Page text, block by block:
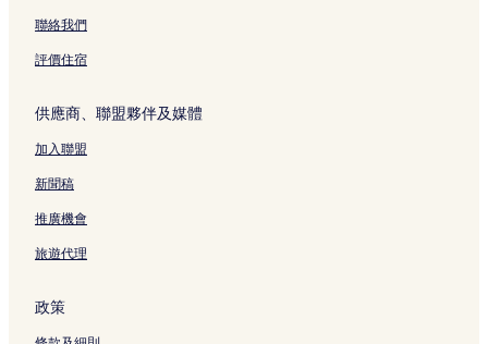
聯絡我們
評價住宿
供應商、聯盟夥伴及媒體
加入聯盟
新聞稿
推廣機會
旅遊代理
政策